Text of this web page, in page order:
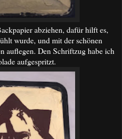
abziehen, dafür hilft es,
wurde, und mit der schönen
auflegen. Den Schriftzug habe ich
aufgespritzt.